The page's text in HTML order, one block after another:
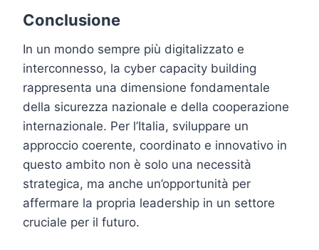
Conclusione
In un mondo sempre più digitalizzato e
interconnesso, la cyber capacity building
rappresenta una dimensione fondamentale
della sicurezza nazionale e della cooperazione
internazionale. Per l’Italia, sviluppare un
approccio coerente, coordinato e innovativo in
questo ambito non è solo una necessità
strategica, ma anche un’opportunità per
affermare la propria leadership in un settore
cruciale per il futuro.